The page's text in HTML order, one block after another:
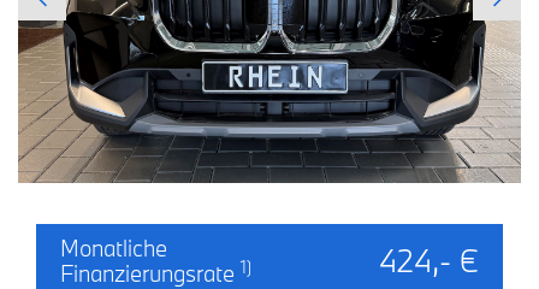
Monatliche
Finanzierungsrate 1) 424,- €